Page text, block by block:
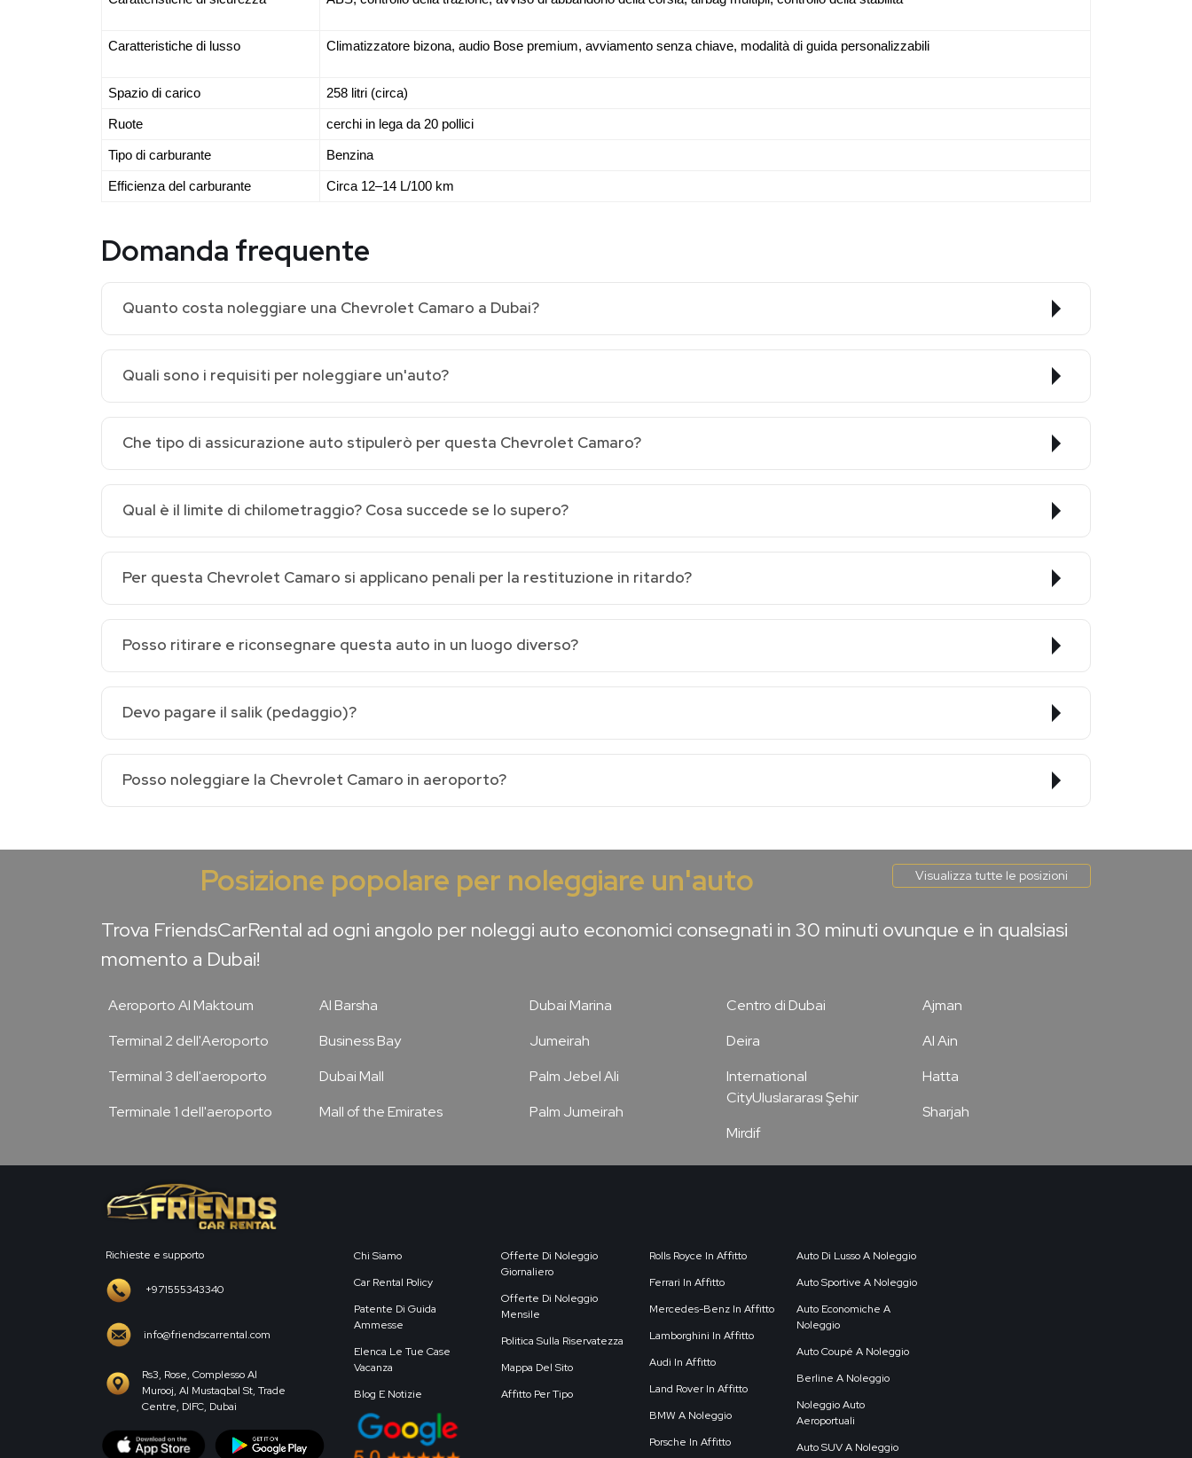
Caratteristiche di lusso Climatizzatore bizona, audio Bose premium, avviamento senza chiave, modalità di guida personalizzabili
Spazio di carico 258 litri (circa)
Ruote cerchi in lega da 20 pollici
Tipo di carburante Benzina
Efficienza del carburante Circa 12–14 L/100 km
Domanda frequente
Quanto costa noleggiare una Chevrolet Camaro a Dubai?
Quali sono i requisiti per noleggiare un'auto?
Che tipo di assicurazione auto stipulerò per questa Chevrolet Camaro?
Qual è il limite di chilometraggio? Cosa succede se lo supero?
Per questa Chevrolet Camaro si applicano penali per la restituzione in ritardo?
Posso ritirare e riconsegnare questa auto in un luogo diverso?
Devo pagare il salik (pedaggio)?
Posso noleggiare la Chevrolet Camaro in aeroporto?
Posizione popolare per noleggiare un'auto Visualizza tutte le posizioni
Trova FriendsCarRental ad ogni angolo per noleggi auto economici consegnati in 30 minuti ovunque e in qualsiasi
momento a Dubai!
Aeroporto Al Maktoum
Terminal 2 dell'Aeroporto
Terminal 3 dell'aeroporto
Terminale 1 dell'aeroporto
Al Barsha
Business Bay
Dubai Mall
Mall of the Emirates
Dubai Marina
Jumeirah
Palm Jebel Ali
Palm Jumeirah
Centro di Dubai
Deira
International
CityUluslararası Şehir
Mirdif
Ajman
Al Ain
Hatta
Sharjah
Richieste e supporto
+971555343340
info@friendscarrental.com
Rs3, Rose, Complesso Al
Murooj, Al Mustaqbal St, Trade
Centre, DIFC, Dubai
Chi Siamo
Car Rental Policy
Patente Di Guida
Ammesse
Elenca Le Tue Case
Vacanza
Blog E Notizie
Offerte Di Noleggio
Giornaliero
Offerte Di Noleggio
Mensile
Politica Sulla Riservatezza
Mappa Del Sito
Affitto Per Tipo
Rolls Royce In Affitto
Ferrari In Affitto
Mercedes-Benz In Affitto
Lamborghini In Affitto
Audi In Affitto
Land Rover In Affitto
BMW A Noleggio
Porsche In Affitto
Auto Di Lusso A Noleggio
Auto Sportive A Noleggio
Auto Economiche A
Noleggio
Auto Coupé A Noleggio
Berline A Noleggio
Noleggio Auto
Aeroportuali
Auto SUV A Noleggio